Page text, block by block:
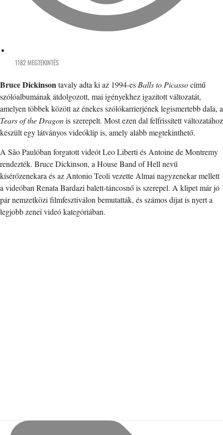
1182 MEGTEKINTÉS
Bruce Dickinsontavaly adta ki az 1994-es Balls to Picassocímű
szólóalbumának átdolgozott, mai igényekhez igazított változatát,
amelyen többek között az énekes szólókarrierjének legismertebb dala, a
Tears of the Dragonis szerepelt. Most ezen dal felfrissített változatához
készült egy látványos videóklip is, amely alább megtekinthető.
A São Paulóban forgatott videót Leo Liberti és Antoine de Montremy
rendezték. Bruce Dickinson, a House Band of Hell nevű
kísérőzenekara és az Antonio Teoli vezette Almai nagyzenekar mellett
a videóban Renata Bardazi balett-táncosnő is szerepel. A klipet már jó
pár nemzetközi filmfesztiválon bemutatták, és számos díjat is nyert a
legjobb zenei videó kategóriában.